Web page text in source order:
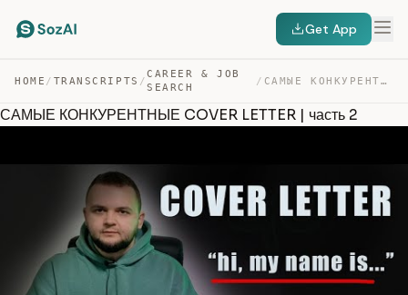
Get App
HOME / TRANSCRIPTS /
CAREER & JOB
SEARCH
/ САМЫЕ КОНКУРЕНТНЫЕ COVER LETTER | ЧАСТЬ 2 — TRANSCRIPT
САМЫЕ КОНКУРЕНТНЫЕ COVER LETTER | часть 2